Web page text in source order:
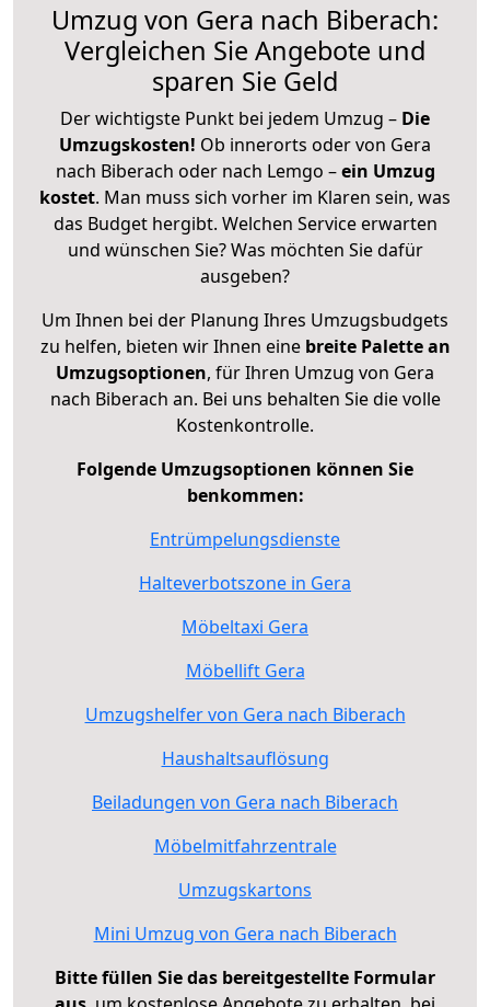
Umzug von Gera nach Biberach:
Vergleichen Sie Angebote und
sparen Sie Geld
Der wichtigste Punkt bei jedem Umzug – Die
Umzugskosten! Ob innerorts oder von Gera
nach Biberach oder nach Lemgo –ein Umzug
kostet. Man muss sich vorher im Klaren sein, was
das Budget hergibt. Welchen Service erwarten
und wünschen Sie? Was möchten Sie dafür
ausgeben?
Um Ihnen bei der Planung Ihres Umzugsbudgets
zu helfen, bieten wir Ihnen eine breite Palette an
Umzugsoptionen, für Ihren Umzug von Gera
nach Biberach an. Bei uns behalten Sie die volle
Kostenkontrolle.
Folgende Umzugsoptionen können Sie
benkommen:
Entrümpelungsdienste
Halteverbotszone in Gera
Möbeltaxi Gera
Möbellift Gera
Umzugshelfer von Gera nach Biberach
Haushaltsauflösung
Beiladungen von Gera nach Biberach
Möbelmitfahrzentrale
Umzugskartons
Mini Umzug von Gera nach Biberach
Bitte füllen Sie das bereitgestellte Formular